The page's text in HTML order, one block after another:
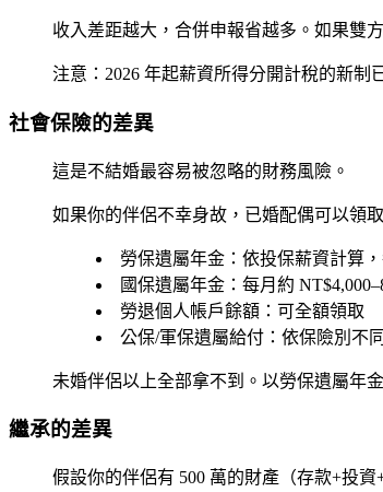
收入差距越大，合併申報省越多。如果雙
注意 ：2026 年起薪資所得分開計稅的新
社會保險的差異
這是不結婚最容易被忽略的財務風險。
如果你的伴侶不幸身故，已婚配偶可以領取
勞保遺屬年金 ：依投保薪資計算
國保遺屬年金 ：每月約
勞退個人帳戶餘額 ：可全額領取
公保/軍保遺屬給付 ：依保險別不同
未婚伴侶以上全部拿不到。以勞保遺屬年
繼承的差異
假設你的伴侶有 500 萬的財產（存款+投資